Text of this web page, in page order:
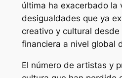
última ha exacerbado la
desigualdades que ya
creativo y cultural desde
financiera a nivel global
El número de artistas y